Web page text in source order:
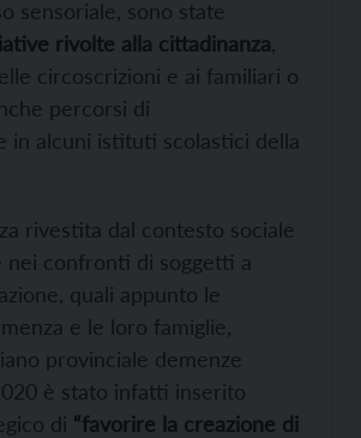
sensoriale, sono state
rivolte alla cittadinanza
circoscrizioni e ai familiari o
percorsi di
in alcuni istituti scolastici della
rivestita dal contesto sociale
nei confronti di soggetti a
quali appunto le
e le loro famiglie,
provinciale demenze
è stato infatti inserito
di “favorire la creazione di